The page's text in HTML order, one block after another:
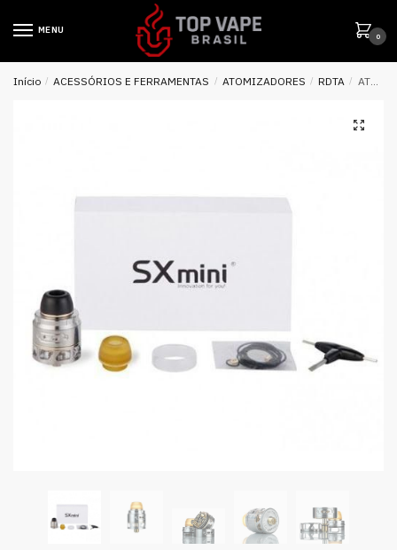
MENU
0
Início / ACESSÓRIOS E FERRAMENTAS / ATOMIZADORES / RDTA / ATOMIZADOR SX MINI FAUCON RDTA 24MM – SX MINI